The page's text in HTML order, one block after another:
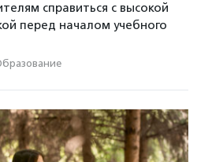
справиться с высокой
перед началом учебного